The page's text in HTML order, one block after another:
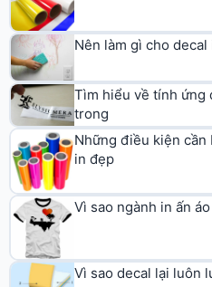
Nên làm gì cho
Tìm hiểu về tính ứng
trong
Những điều kiện
in đẹp
Vì sao ngành in ấn
Vì sao decal lại luôn